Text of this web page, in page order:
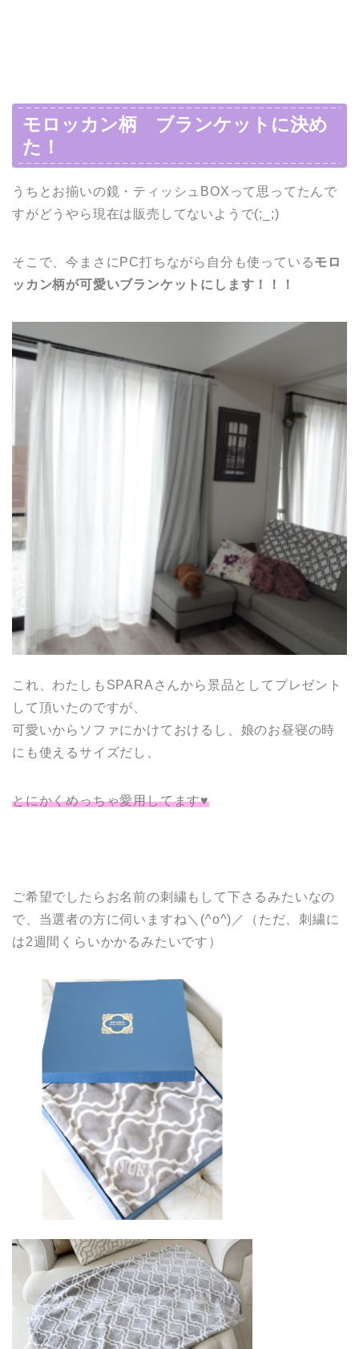
モロッカン柄 ブランケットに決め
た！
うちとお揃いの鏡・ティッシュBOXって思ってたんで
すがどうやら現在は販売してないようで(;_;)
そこで、今まさにPC打ちながら自分も使っているモロ
ッカン柄が可愛いブランケットにします！！！
これ、わたしもSPARAさんから景品としてプレゼント
して頂いたのですが、
可愛いからソファにかけておけるし、娘のお昼寝の時
にも使えるサイズだし、
とにかくめっちゃ愛用してます♥
ご希望でしたらお名前の刺繍もして下さるみたいなの
で、当選者の方に伺いますね＼(^o^)／（ただ、刺繍に
は2週間くらいかかるみたいです）